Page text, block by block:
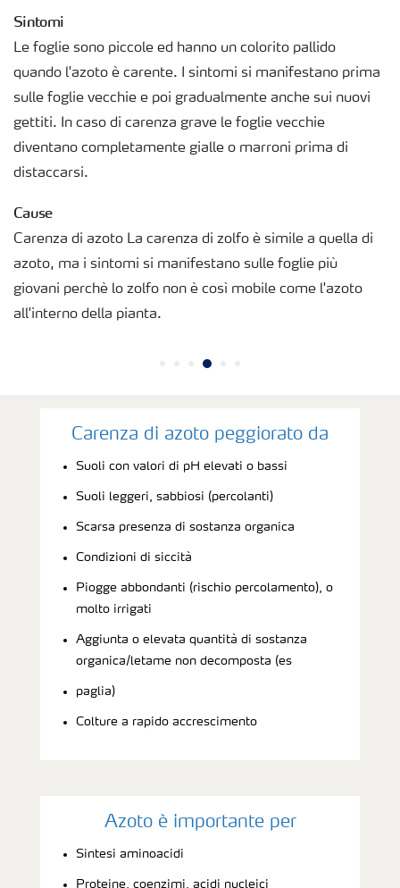
Calcolatore efficienza Azoto
Richiesta di Offerta
Sintomi
Le foglie sono piccole ed hanno un colorito pallido
quando l'azoto è carente. I sintomi si manifestano prima
sulle foglie vecchie e poi gradualmente anche sui nuovi
gettiti. In caso di carenza grave le foglie vecchie
diventano completamente gialle o marroni prima di
distaccarsi.
Cause
Carenza di azoto La carenza di zolfo è simile a quella di
azoto, ma i sintomi si manifestano sulle foglie più
giovani perchè lo zolfo non è così mobile come l'azoto
all'interno della pianta.
Carenza di azoto peggiorato da
Suoli con valori di pH elevati o bassi
Suoli leggeri, sabbiosi (percolanti)
Scarsa presenza di sostanza organica
Condizioni di siccità
Piogge abbondanti (rischio percolamento), o
molto irrigati
Aggiunta o elevata quantità di sostanza
organica/letame non decomposta (es
paglia)
Colture a rapido accrescimento
Azoto è importante per
Sintesi aminoacidi
Proteine, coenzimi, acidi nucleici